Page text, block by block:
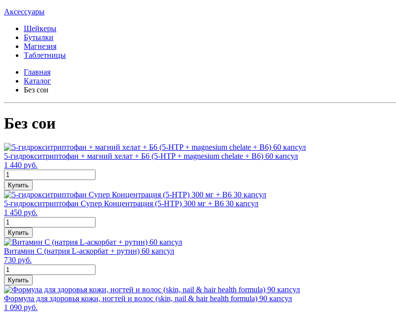
Аксессуары
Шейкеры
Бутылки
Магнезия
Таблетницы
Главная
Каталог
Без сои
Без сои
5-гидрокситриптофан + магний хелат + Б6 (5-HTP + magnesium chelate + B6) 60 капсул
1 440 руб.
Купить
5-гидрокситриптофан Супер Концентрация (5-HTP) 300 мг + В6 30 капсул
1 450 руб.
Купить
Витамин С (натрия L-аскорбат + рутин) 60 капсул
730 руб.
Купить
Формула для здоровья кожи, ногтей и волос (skin, nail & hair health formula) 90 капсул
1 090 руб.